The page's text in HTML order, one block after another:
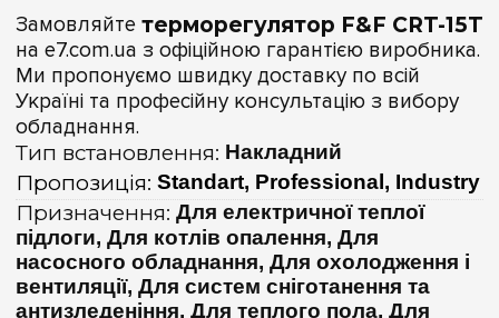
Замовляйте терморегулятор F&F CRT-15T
на e7.com.ua з офіційною гарантією виробника.
Ми пропонуємо швидку доставку по всій
Україні та професійну консультацію з вибору
обладнання.
Тип встановлення: Накладний
Пропозиція: Standart, Professional, Industry
Призначення: Для електричної теплої
підлоги, Для котлів опалення, Для
насосного обладнання, Для охолодження і
вентиляції, Для систем сніготанення та
антизледеніння, Для теплого пола, Для